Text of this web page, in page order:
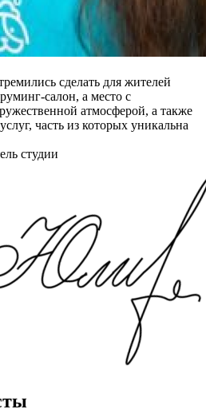
сделать для жителей
салон, а место с
атмосферой, а также
часть из которых уникальна
студии